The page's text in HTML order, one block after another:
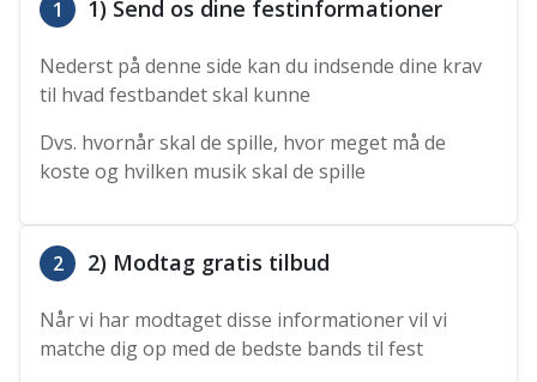
1 1) Send os dine festinformationer
Nederst på denne side kan du indsende dine krav
til hvad festbandet skal kunne
Dvs. hvornår skal de spille, hvor meget må de
koste og hvilken musik skal de spille
2 2) Modtag gratis tilbud
Når vi har modtaget disse informationer vil vi
matche dig op med de bedste bands til fest